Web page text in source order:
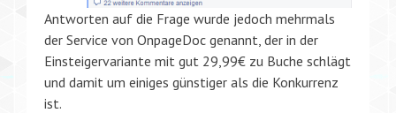
Antworten auf die Frage wurde jedoch mehrmals
der Service von OnpageDoc genannt, der in der
Einsteigervariante mit gut 29,99€ zu Buche schlägt
und damit um einiges günstiger als die Konkurrenz
ist.